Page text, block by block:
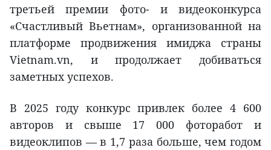
третьей премии фото- и видеоконкурса
«Счастливый Вьетнам», организованной на
платформе продвижения имиджа страны
Vietnam.vn, и продолжает добиваться
заметных успехов.
В 2025 году конкурс привлек более 4 600
авторов и свыше 17 000 фоторабот и
видеоклипов — в 1,7 раза больше, чем годом